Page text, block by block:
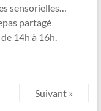
sensorielles…
partagé
14h à 16h.
Suivant »